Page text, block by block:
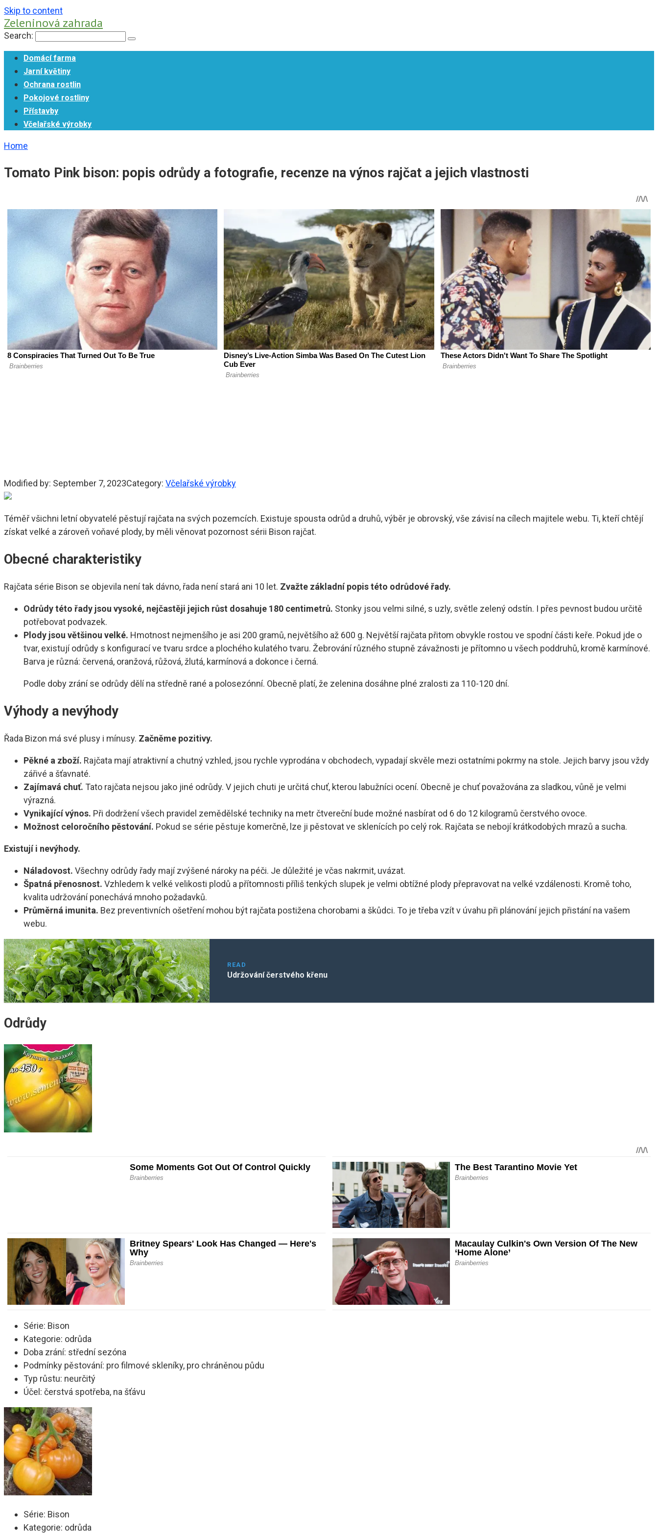
Skip to content
Zeleninová zahrada
Search:
Domácí farma
Jarní květiny
Ochrana rostlin
Pokojové rostliny
Přístavby
Včelařské výrobky
Home
Tomato Pink bison: popis odrůdy a fotografie, recenze na výnos rajčat a jejich vlastnosti
Modified by: September 7, 2023Category: Včelařské výrobky
Téměř všichni letní obyvatelé pěstují rajčata na svých pozemcích. Existuje spousta odrůd a druhů, výběr je obrovský, vše závisí na cílech majitele webu. Ti, kteří chtějí
získat velké a zároveň voňavé plody, by měli věnovat pozornost sérii Bison rajčat.
Obecné charakteristiky
Rajčata série Bison se objevila není tak dávno, řada není stará ani 10 let. Zvažte základní popis této odrůdové řady.
Odrůdy této řady jsou vysoké, nejčastěji jejich růst dosahuje 180 centimetrů. Stonky jsou velmi silné, s uzly, světle zelený odstín. I přes pevnost budou určitě
potřebovat podvazek.
Plody jsou většinou velké. Hmotnost nejmenšího je asi 200 gramů, největšího až 600 g. Největší rajčata přitom obvykle rostou ve spodní části keře. Pokud jde o
tvar, existují odrůdy s konfigurací ve tvaru srdce a plochého kulatého tvaru. Žebrování různého stupně závažnosti je přítomno u všech poddruhů, kromě karmínové.
Barva je různá: červená, oranžová, růžová, žlutá, karmínová a dokonce i černá.
Podle doby zrání se odrůdy dělí na středně rané a polosezónní. Obecně platí, že zelenina dosáhne plné zralosti za 110-120 dní.
Výhody a nevýhody
Řada Bizon má své plusy i mínusy. Začněme pozitivy.
Pěkné a zboží. Rajčata mají atraktivní a chutný vzhled, jsou rychle vyprodána v obchodech, vypadají skvěle mezi ostatními pokrmy na stole. Jejich barvy jsou vždy
zářivé a šťavnaté.
Zajímavá chuť. Tato rajčata nejsou jako jiné odrůdy. V jejich chuti je určitá chuť, kterou labužníci ocení. Obecně je chuť považována za sladkou, vůně je velmi
výrazná.
Vynikající výnos. Při dodržení všech pravidel zemědělské techniky na metr čtvereční bude možné nasbírat od 6 do 12 kilogramů čerstvého ovoce.
Možnost celoročního pěstování. Pokud se série pěstuje komerčně, lze ji pěstovat ve sklenících po celý rok. Rajčata se nebojí krátkodobých mrazů a sucha.
Existují i ​​nevýhody.
Náladovost. Všechny odrůdy řady mají zvýšené nároky na péči. Je důležité je včas nakrmit, uvázat.
Špatná přenosnost. Vzhledem k velké velikosti plodů a přítomnosti příliš tenkých slupek je velmi obtížné plody přepravovat na velké vzdálenosti. Kromě toho,
kvalita udržování ponechává mnoho požadavků.
Průměrná imunita. Bez preventivních ošetření mohou být rajčata postižena chorobami a škůdci. To je třeba vzít v úvahu při plánování jejich přistání na vašem
webu.
READ
Udržování čerstvého křenu
Odrůdy
Série: Bison
Kategorie: odrůda
Doba zrání: střední sezóna
Podmínky pěstování: pro filmové skleníky, pro chráněnou půdu
Typ růstu: neurčitý
Účel: čerstvá spotřeba, na šťávu
Série: Bison
Kategorie: odrůda